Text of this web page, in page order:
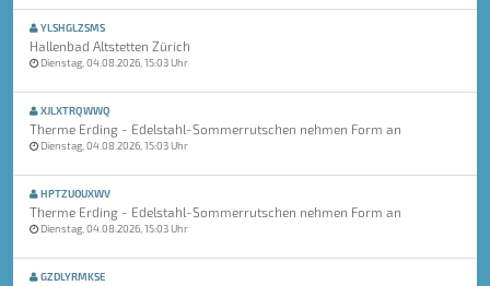
YLSHGLZSMS
Hallenbad Altstetten Zürich
Dienstag, 04.08.2026, 15:03 Uhr
XJLXTRQWWQ
Therme Erding - Edelstahl-Sommerrutschen nehmen Form an
Dienstag, 04.08.2026, 15:03 Uhr
HPTZUOUXWV
Therme Erding - Edelstahl-Sommerrutschen nehmen Form an
Dienstag, 04.08.2026, 15:03 Uhr
GZDLYRMKSE